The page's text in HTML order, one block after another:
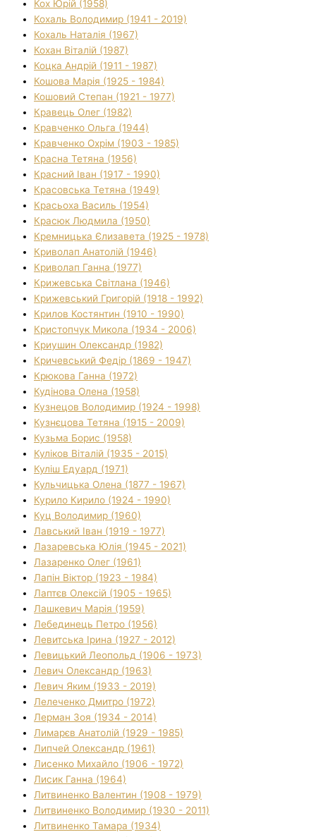
Кох Юрій (1958)
Кохаль Володимир (1941 - 2019)
Кохаль Наталія (1967)
Кохан Віталій (1987)
Коцка Андрій (1911 - 1987)
Кошова Марія (1925 - 1984)
Кошовий Степан (1921 - 1977)
Кравець Олег (1982)
Кравченко Ольга (1944)
Кравченко Охрім (1903 - 1985)
Красна Тетяна (1956)
Красний Іван (1917 - 1990)
Красовська Тетяна (1949)
Красьоха Василь (1954)
Красюк Людмила (1950)
Кремницька Єлизавета (1925 - 1978)
Криволап Анатолій (1946)
Криволап Ганна (1977)
Крижевська Світлана (1946)
Крижевський Григорій (1918 - 1992)
Крилов Костянтин (1910 - 1990)
Кристопчук Микола (1934 - 2006)
Криушин Олександр (1982)
Кричевський Федір (1869 - 1947)
Крюкова Ганна (1972)
Кудінова Олена (1958)
Кузнецов Володимир (1924 - 1998)
Кузнєцова Тетяна (1915 - 2009)
Кузьма Борис (1958)
Куліков Віталій (1935 - 2015)
Куліш Едуард (1971)
Кульчицька Олена (1877 - 1967)
Курило Кирило (1924 - 1990)
Куц Володимир (1960)
Лавський Іван (1919 - 1977)
Лазаревська Юлія (1945 - 2021)
Лазаренко Олег (1961)
Лапін Віктор (1923 - 1984)
Лаптєв Олексій (1905 - 1965)
Лашкевич Марія (1959)
Лебединець Петро (1956)
Левитська Ірина (1927 - 2012)
Левицький Леопольд (1906 - 1973)
Левич Олександр (1963)
Левич Яким (1933 - 2019)
Лелеченко Дмитро (1972)
Лерман Зоя (1934 - 2014)
Лимарєв Анатолій (1929 - 1985)
Липчей Олександр (1961)
Лисенко Михайло (1906 - 1972)
Лисик Ганна (1964)
Литвиненко Валентин (1908 - 1979)
Литвиненко Володимир (1930 - 2011)
Литвиненко Тамара (1934)